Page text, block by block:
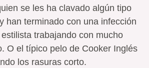
se les ha clavado algún tipo
han terminado con una infección
trabajando con mucho
O el típico pelo de Cooker Inglés
los rasuras corto.